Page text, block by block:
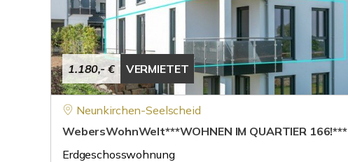
1.180,- € VERMIETET
Neunkirchen-Seelscheid
WebersWohnWelt***WOHNEN IM QUARTIER 166!***
Erdgeschosswohnung